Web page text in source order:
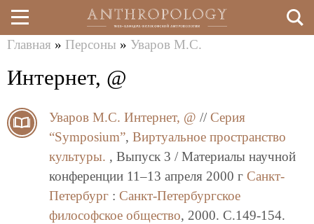
Перейти
к
здесь
Главная » Персоны » Уваров М.С.
Интернет, @
Уваров М.С. Интернет, @ // Серия
“Symposium”, Виртуальное пространство
культуры. , Выпуск 3 / Материалы научной
конференции 11–13 апреля 2000 г Санкт-
Петербург : Санкт-Петербургское
философское общество, 2000. C.149-154.